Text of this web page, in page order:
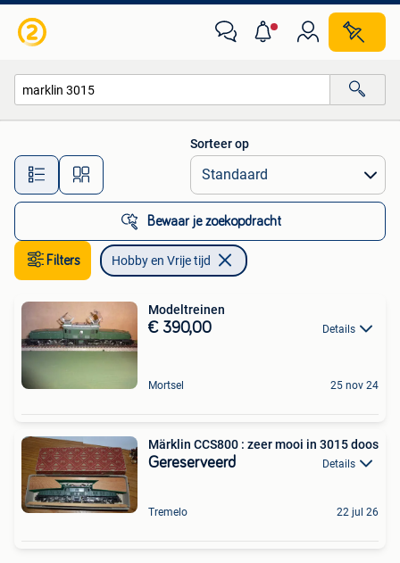
Alle afstanden…
Sorteer op
Bewaar je zoekopdracht
Filters Hobby en Vrije tijd
Modeltreinen
€ 390,00 Details
Mortsel 25 nov 24
Märklin CCS800 : zeer mooi in 3015 doos
Gereserveerd Details
Tremelo 22 jul 26